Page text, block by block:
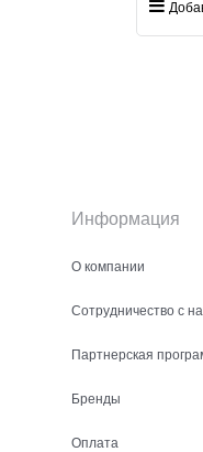
Информация
О компании
Сотрудничество с
Партнерская
Бренды
Оплата